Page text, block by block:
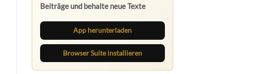
Beiträge und behalte neue Texte
App herunterladen
Browser Suite installieren